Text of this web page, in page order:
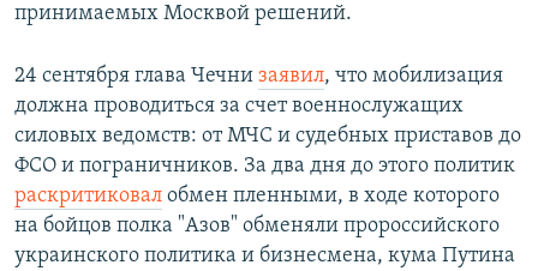
принимаемых Москвой решений.
24 сентября глава Чечни заявил, что мобилизация
должна проводиться за счет военнослужащих
силовых ведомств: от МЧС и судебных приставов до
ФСО и пограничников. За два дня до этого политик
раскритиковал обмен пленными, в ходе которого
на бойцов полка "Азов" обменяли пророссийского
украинского политика и бизнесмена, кума Путина